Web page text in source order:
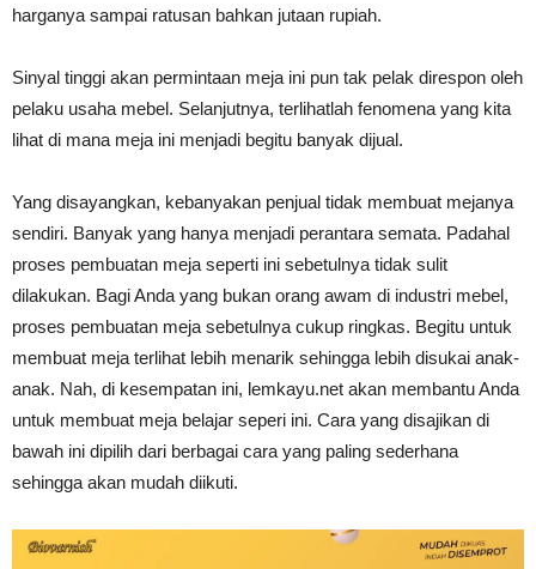
harganya sampai ratusan bahkan jutaan rupiah.
Sinyal tinggi akan permintaan meja ini pun tak pelak direspon oleh
pelaku usaha mebel. Selanjutnya, terlihatlah fenomena yang kita
lihat di mana meja ini menjadi begitu banyak dijual.
Yang disayangkan, kebanyakan penjual tidak membuat mejanya
sendiri. Banyak yang hanya menjadi perantara semata. Padahal
proses pembuatan meja seperti ini sebetulnya tidak sulit
dilakukan. Bagi Anda yang bukan orang awam di industri mebel,
proses pembuatan meja sebetulnya cukup ringkas. Begitu untuk
membuat meja terlihat lebih menarik sehingga lebih disukai anak-
anak. Nah, di kesempatan ini, lemkayu.net akan membantu Anda
untuk membuat meja belajar seperi ini. Cara yang disajikan di
bawah ini dipilih dari berbagai cara yang paling sederhana
sehingga akan mudah diikuti.